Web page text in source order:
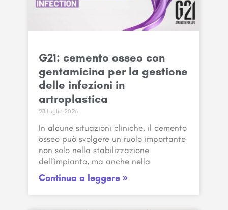
G21: cemento osseo con
gentamicina per la gestione
delle infezioni in
artroplastica
28 Luglio 2026
In alcune situazioni cliniche, il cemento
osseo può svolgere un ruolo importante
non solo nella stabilizzazione
dell’impianto, ma anche nella
Continua a leggere »